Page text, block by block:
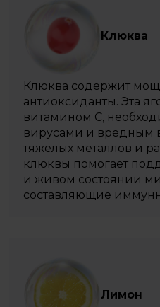
Клюква
Клюква содержит
антиоксиданты. Эта
витамином С,
вирусами и вредным
тяжелых металлов и
клюквы помогает
и живом состоянии
составляющие
Лимон